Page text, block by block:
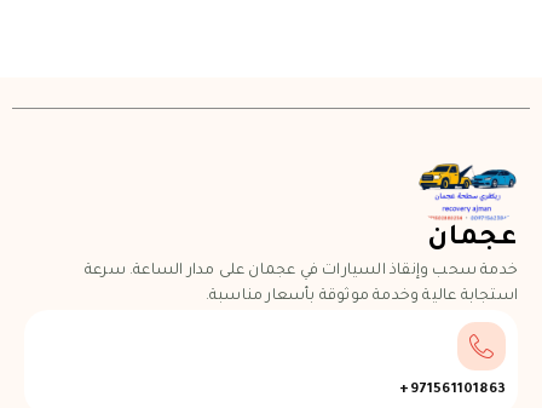
عجمان
خدمة سحب وإنقاذ السيارات في عجمان على مدار الساعة. سرعة
استجابة عالية وخدمة موثوقة بأسعار مناسبة.
971561101863+